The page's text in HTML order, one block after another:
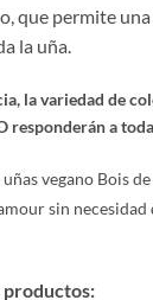
que permite
la uña.
la variedad de
responderán a
vegano Bois
sin necesidad
productos: